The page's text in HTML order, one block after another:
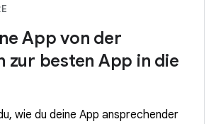
App von der
zur besten App in die
wie du deine App ansprechender